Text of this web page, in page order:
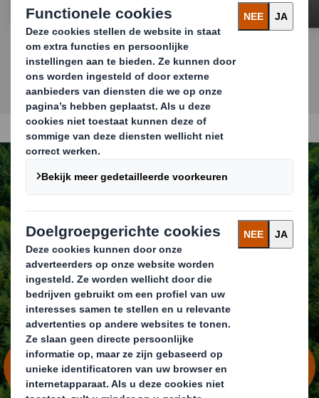
Duurzaamheid staat
centraal
REDEFINING PACKAGING FOR A
CHANGING WORLD